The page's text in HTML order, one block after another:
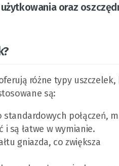
oraz
różne typy uszczelek,
są:
połączeń,
są łatwe w wymianie.
gniazda, co zwiększa